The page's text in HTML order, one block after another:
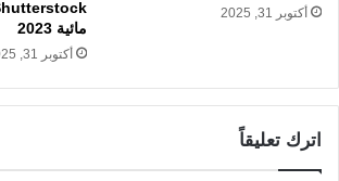
أكتوبر 31, 2025
مائية 2023
أكتوبر 31, 2025
اترك تعليقاً